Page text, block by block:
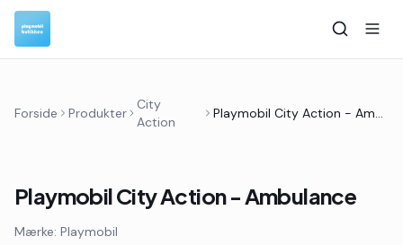
Forside Produkter
City
Action
Playmobil City Action - Ambulance
Playmobil City Action - Ambulance
Mærke: Playmobil